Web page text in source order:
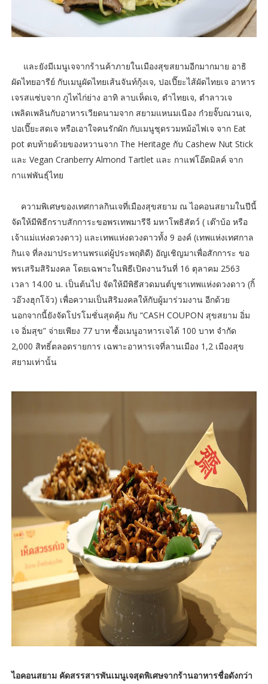
และยังมีเมนูเจจากร้านค้าภายในเมืองสุขสยามอีกมากมาย อาธิ
ผัดไทยอารีย์ กับเมนูผัดไทยเส้นจันท์กุ้งเจ, ปอเปี๊ยะไส้ผัดไทยเจ อาหาร
เจรสแซ่บจาก ภูไทไก่ย่าง อาทิ ลาบเห็ดเจ, ตำไทยเจ, ตำลาวเจ
เพลิดเพลินกับอาหารเวียดนามจาก สยามแหนมเนือง ก๋วยจั๊บณวนเจ,
ปอเปี๊ยะสดเจ หรือเอาใจคนรักผัก กับเมนูชุดรวมหม้อไฟเจ จาก Eat
pot ตบท้ายด้วยของหวานจาก The Heritage กับ Cashew Nut Stick
และ Vegan Cranberry Almond Tartlet และ กาแฟโอ๊ตมิลค์ จาก
กาแฟพันธุ์ไทย
ความพิเศษของเทศกาลกินเจที่เมืองสุขสยาม ณ ไอคอนสยามในปีนี้
จัดให้มีพิธีกราบสักการะขอพรเทพมารีจี มหาโพธิสัตว์ ( เต๊าบ้อ หรือ
เจ้าแม่แห่งดวงดาว) และเทพแห่งดวงดาวทั้ง 9 องค์ (เทพแห่งเทศกาล
กินเจ ที่ลงมาประทานพรแด่ผู้ประพฤติดี) อัญเชิญมาเพื่อสักการะ ขอ
พรเสริมสิริมงคล โดยเฉพาะในพิธีเปิดงานวันที่ 16 ตุลาคม 2563
เวลา 14.00 น. เป็นต้นไป จัดให้มีพิธีสวดมนต์บูชาเทพแห่งดวงดาว (กิ้
วอ๊วงฮุกโจ้ว) เพื่อความเป็นสิริมงคลให้กับผู้มาร่วมงาน อีกด้วย
นอกจากนี้ยังจัดโปรโมชั่นสุดคุ้ม กับ “CASH COUPON สุขสยาม อิ่ม
เจ อิ่มสุข” จ่ายเพียง 77 บาท ซื้อเมนูอาหารเจได้ 100 บาท จำกัด
2,000 สิทธิ์ตลอดรายการ เฉพาะอาหารเจที่ลานเมือง 1,2 เมืองสุข
สยามเท่านั้น
ไอคอนสยาม คัดสรรสารพันเมนูเจสุดพิเศษจากร้านอาหารชื่อดังกว่า